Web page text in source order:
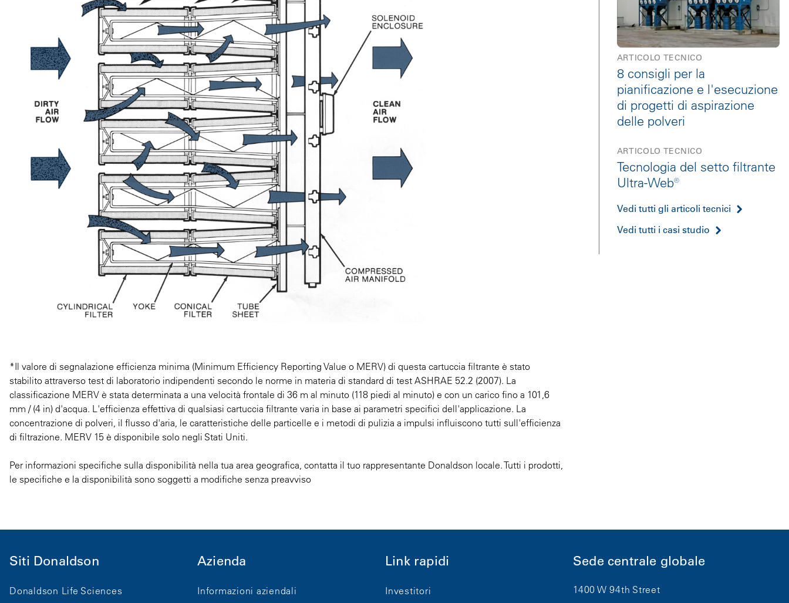
*Il valore di segnalazione efficienza minima (Minimum Efficiency Reporting Value o MERV) di questa cartuccia filtrante è stato
stabilito attraverso test di laboratorio indipendenti secondo le norme in materia di standard di test ASHRAE 52.2 (2007). La
classificazione MERV è stata determinata a una velocità frontale di 36 m al minuto (118 piedi al minuto) e con un carico fino a 101,6
mm / (4 in) d'acqua. L'efficienza effettiva di qualsiasi cartuccia filtrante varia in base ai parametri specifici dell'applicazione. La
concentrazione di polveri, il flusso d'aria, le caratteristiche delle particelle e i metodi di pulizia a impulsi influiscono tutti sull'efficienza
di filtrazione. MERV 15 è disponibile solo negli Stati Uniti.
Per informazioni specifiche sulla disponibilità nella tua area geografica, contatta il tuo rappresentante Donaldson locale. Tutti i prodotti,
le specifiche e la disponibilità sono soggetti a modifiche senza preavviso
ARTICOLO TECNICO
8 consigli per la
pianificazione e l'esecuzione
di progetti di aspirazione
delle polveri
ARTICOLO TECNICO
Tecnologia del setto filtrante
Ultra-Web®
Vedi tutti gli articoli tecnici
Vedi tutti i casi studio
Siti Donaldson
Donaldson Life Sciences
Azienda
Informazioni aziendali
Link rapidi
Investitori
Sede centrale globale
1400 W 94th Street